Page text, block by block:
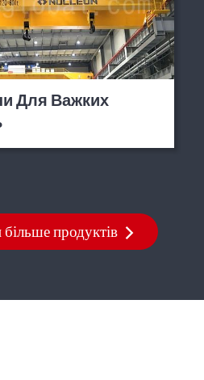
Для Важких
продуктів